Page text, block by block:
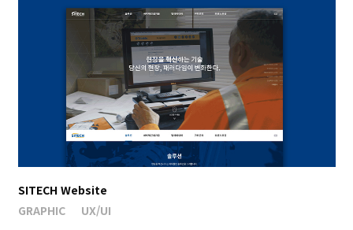
SITECH Website
GRAPHIC
UX/UI